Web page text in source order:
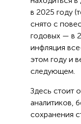
в 2025 году
снято с
годовых — в
инфляция
этом году и
следующем.
Здесь стоит
аналитиков,
сохранения